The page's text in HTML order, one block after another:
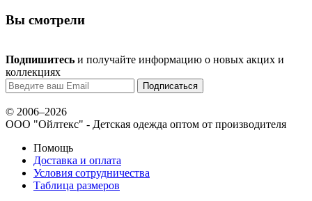
Вы смотрели
Подпишитесь и получайте информацию о новых акцих и
коллекциях
© 2006–2026
ООО "Ойлтекс" - Детская одежда оптом от производителя
Помощь
Доставка и оплата
Условия сотрудничества
Таблица размеров